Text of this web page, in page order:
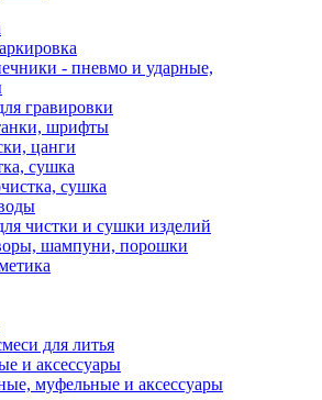
- пневмо и ударные,
гравировки
шрифты
цанги
сушка
сушка
чистки и сушки изделий
шампуни, порошки
для литья
и аксессуары
муфельные и аксессуары